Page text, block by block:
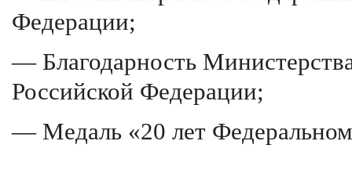
Федерации;
— Благодарность
Российской Федерации;
— Медаль «20 лет